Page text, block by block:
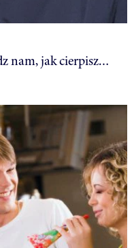
nam, jak cierpisz…